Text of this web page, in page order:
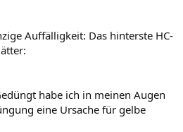
Auffälligkeit: Das hinterste HC-
habe ich in meinen Augen
eine Ursache für gelbe